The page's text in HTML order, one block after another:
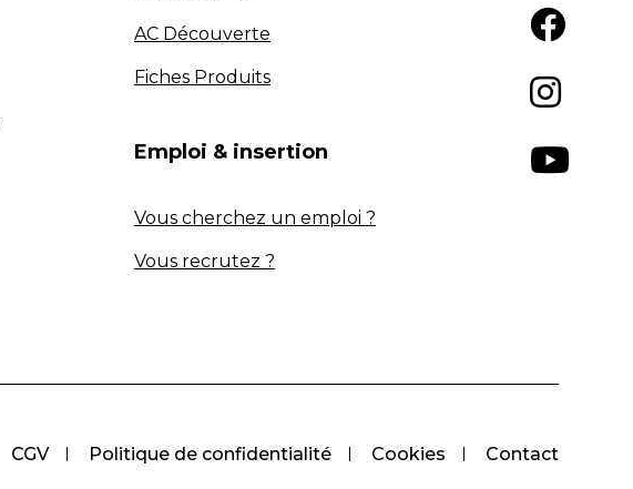
AC Découverte
Fiches Produits
Emploi & insertion
Vous cherchez un emploi ?
Vous recrutez ?
CGV Politique de confidentialité Cookies Contact